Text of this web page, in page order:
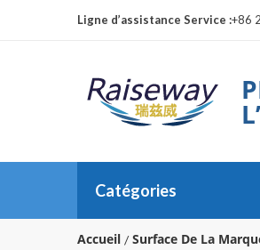
Ligne d’assistance Service :+86
Catégories
Accueil Surface De La